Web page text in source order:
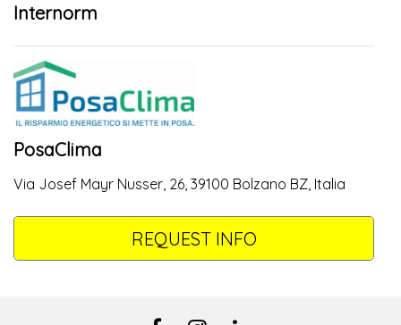
Internorm
PosaClima
Via Josef Mayr Nusser, 26, 39100 Bolzano BZ, Italia
REQUEST INFO